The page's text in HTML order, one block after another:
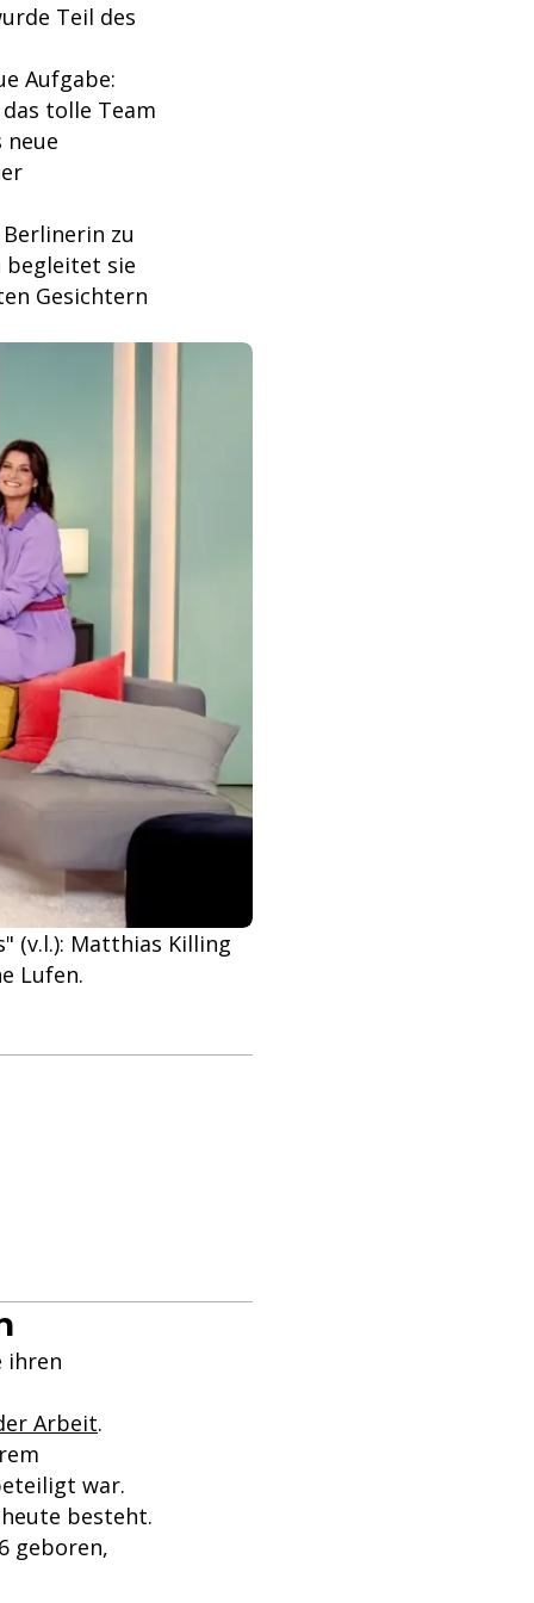
Teil des
Aufgabe:
tolle Team
neue
zu
begleitet sie
Gesichtern
(v.l.): Matthias Killing
Lufen.
ihren
Arbeit.
war.
besteht.
geboren,